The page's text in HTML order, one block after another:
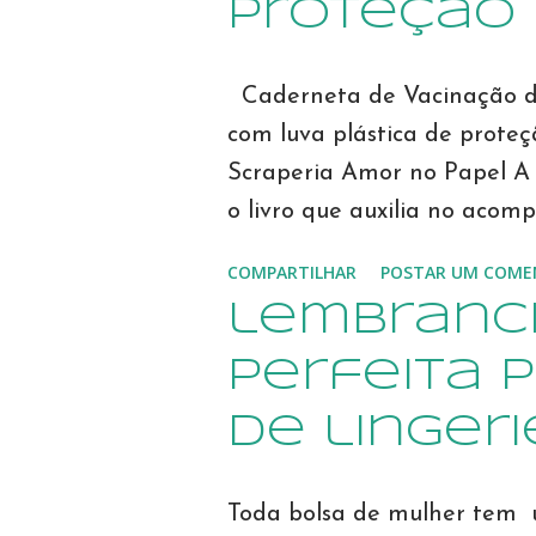
modelos CLIQUE AQUI
envie uma mensagem por
proteção
Caderneta de Vacinação
com luva plástica de
Scraperia Amor no Papel
o livro que auxilia no
governo, e segue
plástico grosso de
bebê. Na caderneta,
afetivo e cognitivo/
COMPARTILHAR POSTAR UM
perfeita
de
Toda bolsa de mulher